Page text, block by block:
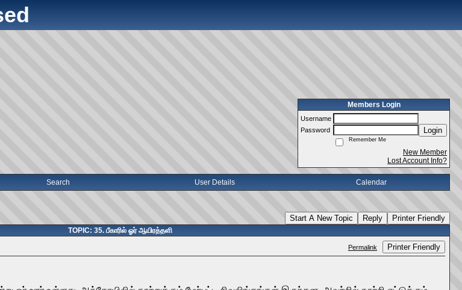
Members Login
Username
Password
Login
Remember Me
New Member
Lost Account Info?
Search User Details Calendar
Start A New Topic Reply Printer Friendly
TOPIC: 35. பீகாரில் ஓர் ஆயிரத்தளி
Permalink Printer Friendly